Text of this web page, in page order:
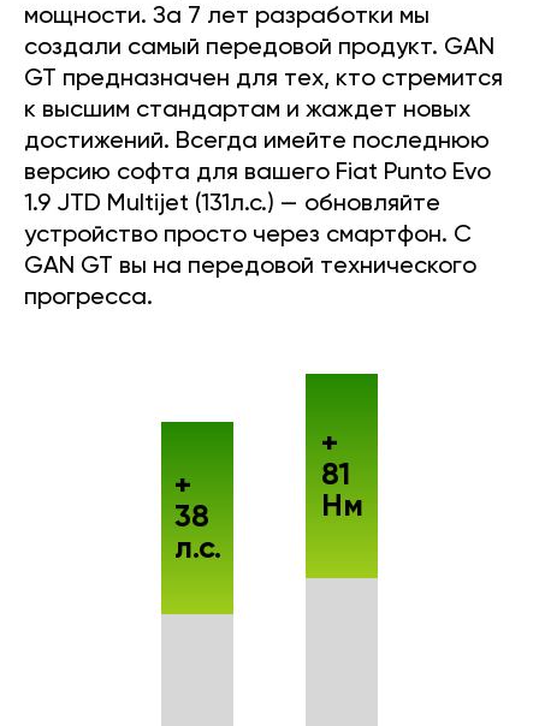
мощности. За 7 лет разработки мы
создали самый передовой продукт. GAN
GT предназначен для тех, кто стремится
к высшим стандартам и жаждет новых
достижений. Всегда имейте последнюю
версию софта для вашего Fiat Punto Evo
1.9 JTD Multijet (131л.с.) — обновляйте
устройство просто через смартфон. С
GAN GT вы на передовой технического
прогресса.
+
38
л.с.
+
81
Нм